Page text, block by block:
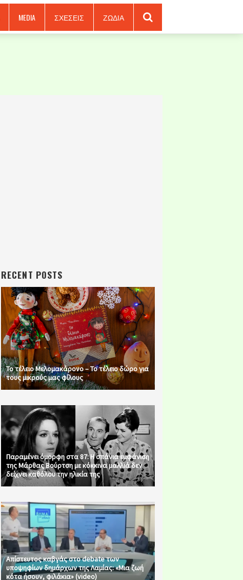
MEDIA ΣΧΕΣΕΙΣ ΖΩΔΙΑ
RECENT POSTS
Το τέλειο Μελομακάρονο – Το τέλειο δώρο για
τους μικρούς μας φίλους
Παραμένει όμορφη στα 87: Η σπάνια εμφάνιση
της Μάρθας Βούρτση με κόκκινα μαλλιά δεν
δείχνει καθόλου την ηλικία της
Απίστευτος καβγάς στο debate των
υποψηφίων δημάρχων της Λαμίας: «Μια ζωή
κότα ήσουν, φιλάκια» (video)